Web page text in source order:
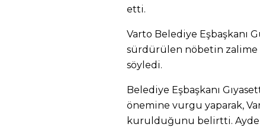
etti.
Varto Belediye Eşbaşkanı
sürdürülen nöbetin zalime
söyledi.
Belediye Eşbaşkanı
önemine vurgu yaparak,
kurulduğunu belirtti.